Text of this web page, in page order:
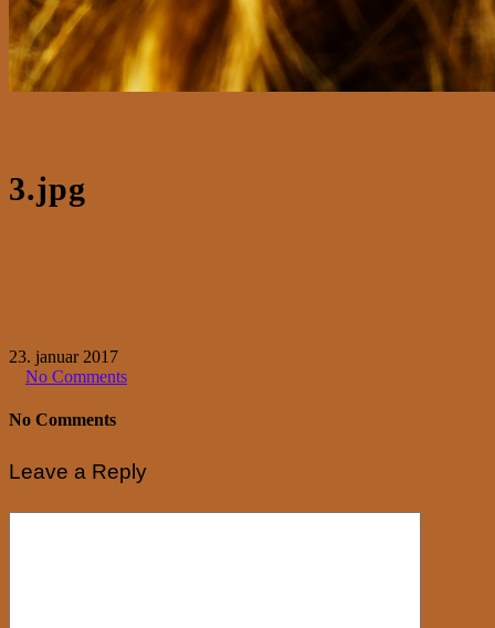
3.jpg
23. januar 2017
No Comments
No Comments
Leave a Reply